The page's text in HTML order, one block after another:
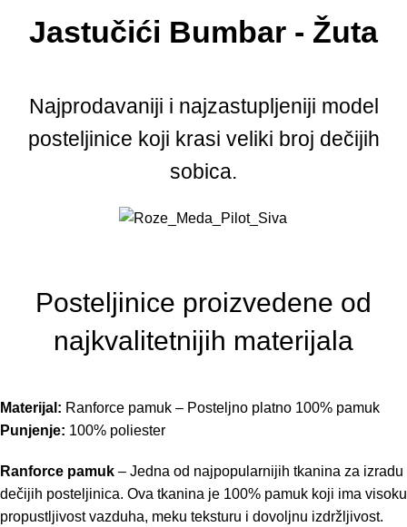
Jastučići Bumbar - Žuta
Najprodavaniji i najzastupljeniji model
posteljinice koji krasi veliki broj dečijih
sobica.
Posteljinice proizvedene od
najkvalitetnijih materijala
Materijal: Ranforce pamuk – Posteljno platno 100% pamuk
Punjenje: 100% poliester
Ranforce pamuk – Jedna od najpopularnijih tkanina za izradu
dečijih posteljinica. Ova tkanina je 100% pamuk koji ima visoku
propustljivost vazduha, meku teksturu i dovoljnu izdržljivost.